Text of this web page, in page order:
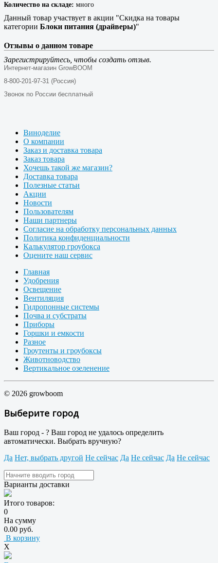
Количество на складе: много
Данный товар участвует в акции "Скидка на товары
категории Блоки питания (драйверы)"
Отзывы о данном товаре
Зарегистрируйтесь, чтобы создать отзыв.
Интернет-магазин GrowBOOM
8-800-201-97-31 (Россия)
Звонок по России бесплатный
Виноделие
О компании
Заказ и доставка товара
Заказ товара
Хочешь такой же магазин?
Доставка товара
Полезные статьи
Акции
Новости
Пользователям
Наши партнеры
Согласие на обработку персональных данных
Политика конфиденциальности
Калькулятор гроубокса
Оцените наш сервис
Главная
Удобрения
Освещение
Вентиляция
Гидропонные системы
Почва и субстраты
Приборы
Горшки и емкости
Разное
Гроутенты и гроубоксы
Животноводство
Вертикальное озеленение
© 2026 growboom
Выберите город
Ваш город - ? Ваш город не удалось определить
автоматически. Выбрать вручную?
Да Нет, выбрать другой Не сейчас Да Не сейчас Да Не сейчас
Варианты доставки
Итого товаров:
0
На сумму
0.00 руб.
В корзину
X